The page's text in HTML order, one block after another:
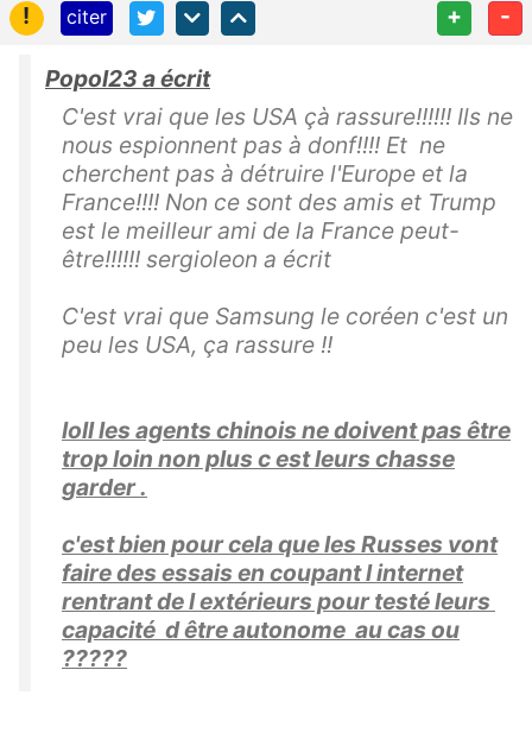
!
citer + -
Popol23 a écrit
C'est vrai que les USA çà rassure!!!!!! Ils ne
nous espionnent pas à donf!!!! Et ne
cherchent pas à détruire l'Europe et la
France!!!! Non ce sont des amis et Trump
est le meilleur ami de la France peut-
être!!!!!! sergioleon a écrit
C'est vrai que Samsung le coréen c'est un
peu les USA, ça rassure !!
loll les agents chinois ne doivent pas être
trop loin non plus c est leurs chasse
garder .
c'est bien pour cela que les Russes vont
faire des essais en coupant l internet
rentrant de l extérieurs pour testé leurs
capacité d être autonome au cas ou
?????